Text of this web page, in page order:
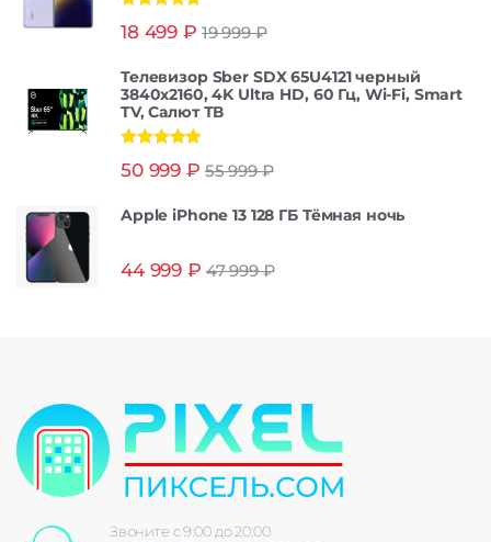
из 5
18 499 ₽ 19 999₽
Телевизор Sber SDX 65U4121 черный
3840x2160, 4K Ultra HD, 60 Гц, Wi-Fi, Smart
TV, Салют ТВ
из 5
50 999 ₽ 55 999₽
Apple iPhone 13 128 ГБ Тёмная ночь
44 999 ₽ 47 999₽
Звоните с 9:00 до 20:00